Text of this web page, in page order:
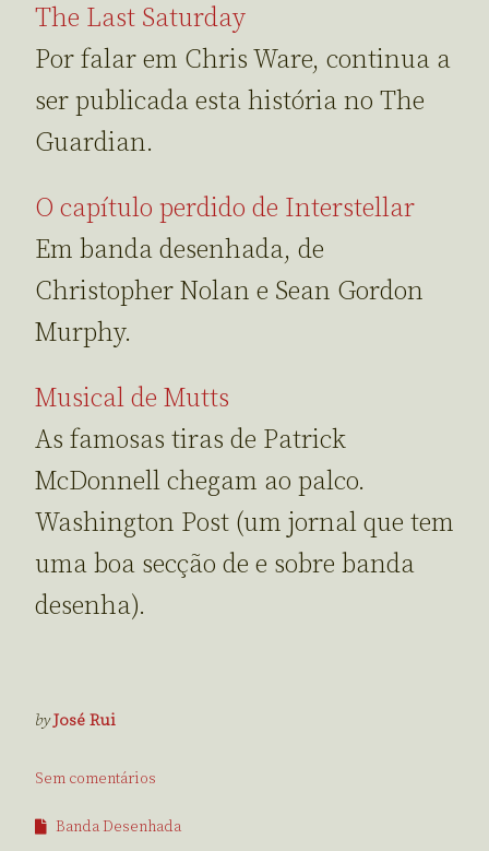
The Last Saturday
Por falar em Chris Ware, continua a
ser publicada esta história no The
Guardian.
O capítulo perdido de Interstellar
Em banda desenhada, de
Christopher Nolan e Sean Gordon
Murphy.
Musical de Mutts
As famosas tiras de Patrick
McDonnell chegam ao palco.
Washington Post (um jornal que tem
uma boa secção de e sobre banda
desenha).
byJosé Rui
Sem comentários
Banda Desenhada